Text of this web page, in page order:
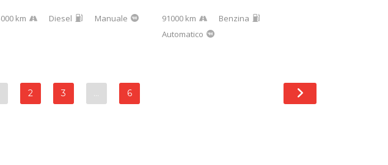
km Diesel Manuale 91000 km
Benzina
Automatico
2 3 … 6